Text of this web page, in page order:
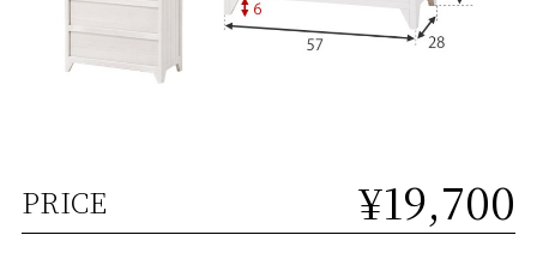
PRICE ¥19,700